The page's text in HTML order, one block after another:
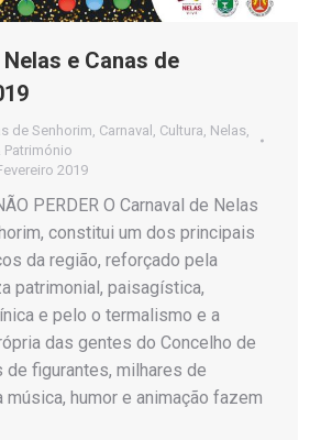
e Canas de
de Senhorim Carnaval Cultura Nelas
Património
2019
PERDER O Carnaval de Nelas
constitui um dos principais
da região, reforçado pela
patrimonial, paisagística,
e pelo o termalismo e a
das gentes do Concelho de
de figurantes, milhares de
humor e animação fazem